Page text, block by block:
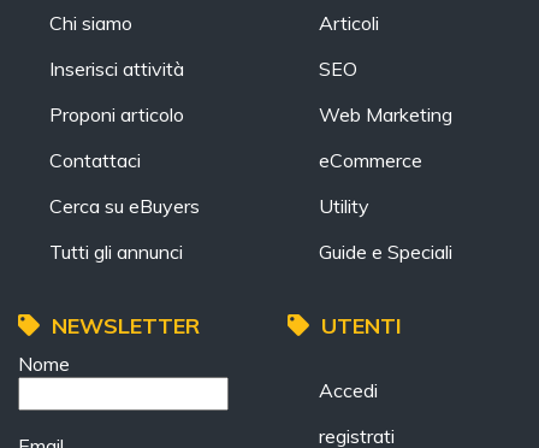
Chi siamo
Inserisci attività
Proponi articolo
Contattaci
Cerca su eBuyers
Tutti gli annunci
Articoli
SEO
Web Marketing
eCommerce
Utility
Guide e Speciali
NEWSLETTER
Nome
UTENTI
Accedi
registrati